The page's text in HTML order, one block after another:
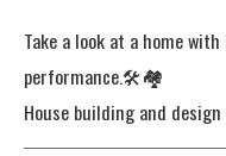
Take a look at a home
performance.🛠️🏘️
House building and